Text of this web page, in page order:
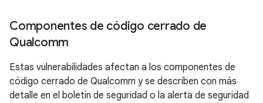
Componentes de código cerrado de
Qualcomm
Estas vulnerabilidades afectan a los componentes de
código cerrado de Qualcomm y se describen con más
detalle en el boletín de seguridad o la alerta de seguridad